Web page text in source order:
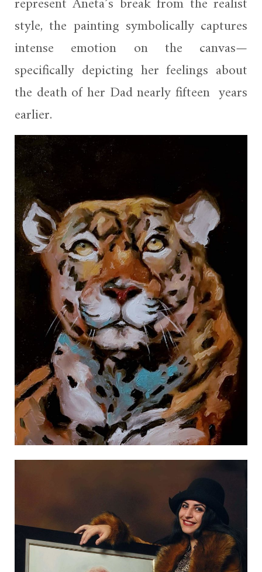
style, the painting symbolically captures
intense emotion on the canvas—
specifically depicting her feelings about
the death of her Dad nearly fifteen years
earlier.